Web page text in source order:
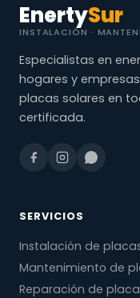
EnertySur
INSTALACIÓN ·
Especialistas en
hogares y
placas solares en
certificada.
SERVICIOS
Instalación de
Mantenimiento de
Reparación de